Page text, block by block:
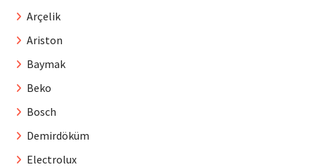
Arçelik
Ariston
Baymak
Beko
Bosch
Demirdöküm
Electrolux